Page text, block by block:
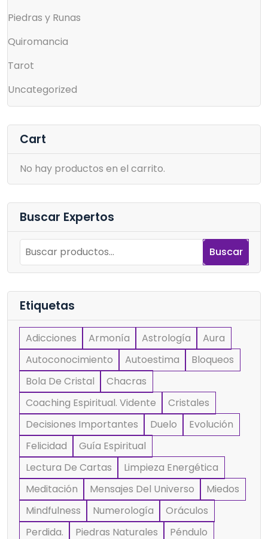
Piedras y Runas
Quiromancia
Tarot
Uncategorized
Cart
No hay productos en el carrito.
Buscar Expertos
Buscar
Etiquetas
Adicciones Armonía Astrología
Aura
Autoconocimiento
Autoestima
Bloqueos
Bola De Cristal
Chacras
Coaching Espiritual. Vidente
Cristales
Decisiones Importantes
Duelo
Evolución
Felicidad
Guía Espiritual
Lectura De Cartas
Limpieza Energética
Meditación
Mensajes Del Universo
Miedos
Mindfulness
Numerología
Oráculos
Perdida.
Piedras Naturales
Péndulo